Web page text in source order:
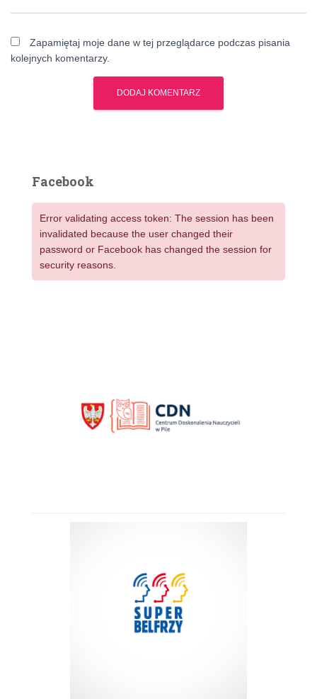
Zapamiętaj moje dane w tej przeglądarce podczas pisania
kolejnych komentarzy.
Facebook
Error validating access token: The session has been
invalidated because the user changed their
password or Facebook has changed the session for
security reasons.